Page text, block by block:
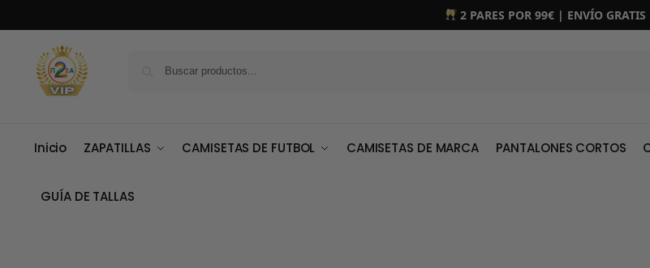
2 PARES POR 99€ | ENVÍO GRATIS
Inicio ZAPATILLAS CAMISETAS DE FUTBOL CAMISETAS DE MARCA PANTALONES CORTOS
GUÍA DE TALLAS